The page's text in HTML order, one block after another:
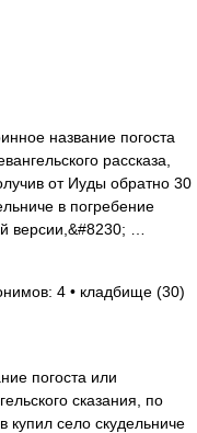
название погоста
рассказа,
от Иуды обратно 30
в погребение
версии,&#8230; …
4 • кладбище (30)
погоста или
сказания, по
купил село скудельниче